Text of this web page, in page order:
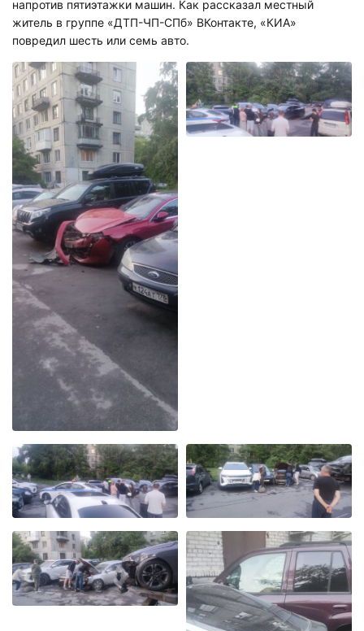
напротив пятиэтажки машин. Как рассказал местный
житель в группе «ДТП-ЧП-СПб» ВКонтакте, «КИА»
повредил шесть или семь авто.